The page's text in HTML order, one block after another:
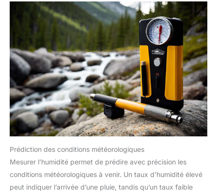
Prédiction des conditions météorologiques
Mesurer l’humidité permet de prédire avec précision les
conditions météorologiques à venir. Un taux d’humidité élevé
peut indiquer l’arrivée d’une pluie, tandis qu’un taux faible